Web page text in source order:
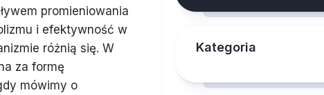
promieniowania
i efektywność w
różnią się. W
za formę
mówimy o
Kategoria